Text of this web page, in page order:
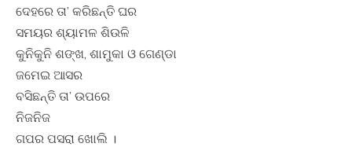
ଦେହରେ ତା’ କରିଛନ୍ତି ଘର
ସମୟର ଶ୍ୟାମଳ ଶିଉଳି
କୁନିକୁନି ଶଙ୍ଖ, ଶାମୁକା ଓ ଗେଣ୍ଡା
ଜମେଇ ଆସର
ବସିଛନ୍ତି ତା’ ଉପରେ
ନିଜନିଜ
ଗପର ପସରା ଖୋଲି ।